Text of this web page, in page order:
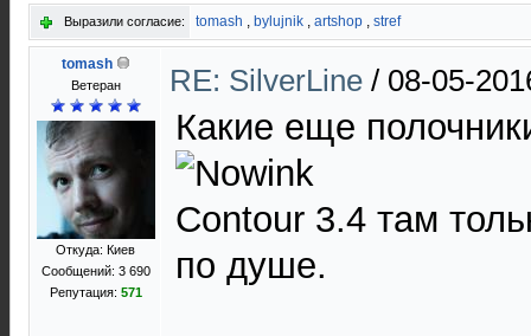
Выразили согласие: tomash , bylujnik , artshop , stref
tomash
Ветеран
Откуда: Киев
Сообщений: 3 690
Репутация: 571
RE: SilverLine / 08-05-
Какие еще
Contour 3.4 там
по душе.